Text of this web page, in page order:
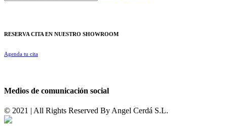
RESERVA CITA EN NUESTRO SHOWROOM
Agenda tu cita
Medios de comunicación social
© 2021 | All Rights Reserved By Angel Cerdá S.L.